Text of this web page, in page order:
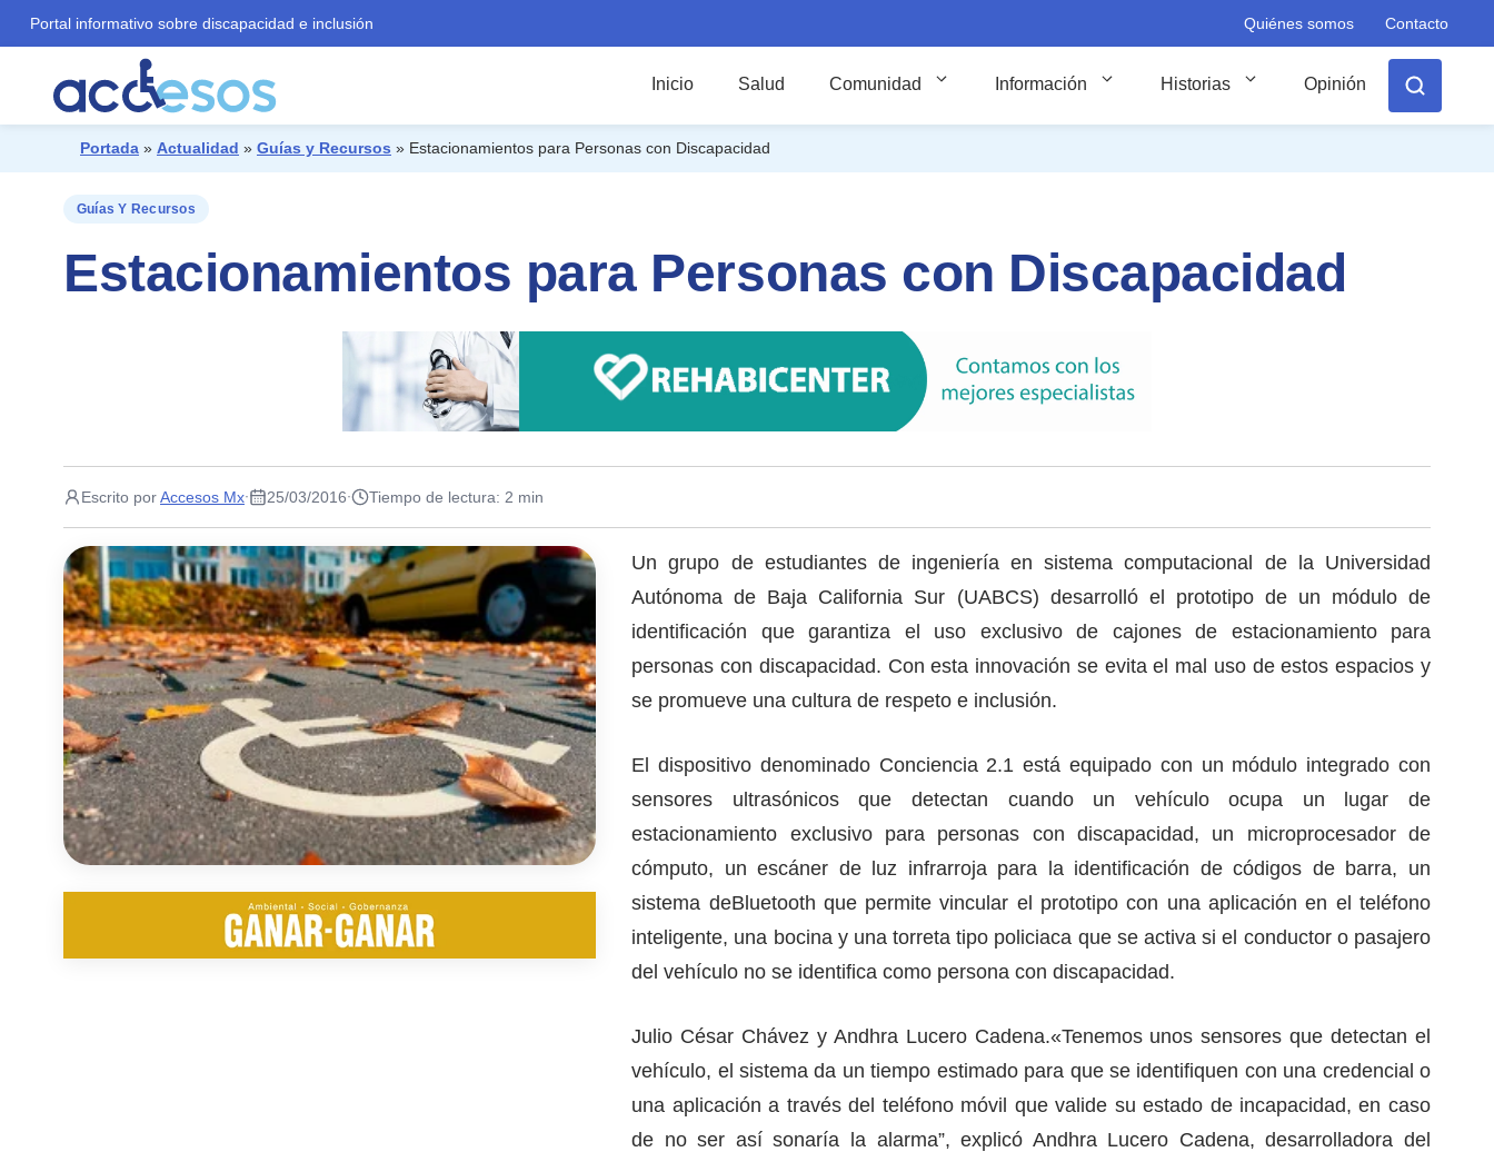
Portal informativo sobre discapacidad e inclusión Quiénes somos Contacto
Inicio Salud Comunidad Información Historias Opinión
¿Qué buscas?
Portada » Actualidad » Guías y Recursos » Estacionamientos para Personas con Discapacidad
Guías Y Recursos
Estacionamientos para Personas con Discapacidad
Escrito porAccesos Mx· 25/03/2016· Tiempo de lectura: 2 min
Un grupo de estudiantes de ingeniería en sistema computacional de la Universidad
Autónoma de Baja California Sur (UABCS) desarrolló el prototipo de un módulo de
identificación que garantiza el uso exclusivo de cajones de estacionamiento para
personas con discapacidad. Con esta innovación se evita el mal uso de estos espacios y
se promueve una cultura de respeto e inclusión.
El dispositivo denominado Conciencia 2.1 está equipado con un módulo integrado con
sensores ultrasónicos que detectan cuando un vehículo ocupa un lugar de
estacionamiento exclusivo para personas con discapacidad, un microprocesador de
cómputo, un escáner de luz infrarroja para la identificación de códigos de barra, un
sistema deBluetooth que permite vincular el prototipo con una aplicación en el teléfono
inteligente, una bocina y una torreta tipo policiaca que se activa si el conductor o pasajero
del vehículo no se identifica como persona con discapacidad.
Julio César Chávez y Andhra Lucero Cadena.«Tenemos unos sensores que detectan el
vehículo, el sistema da un tiempo estimado para que se identifiquen con una credencial o
una aplicación a través del teléfono móvil que valide su estado de incapacidad, en caso
de no ser así sonaría la alarma”, explicó Andhra Lucero Cadena, desarrolladora del